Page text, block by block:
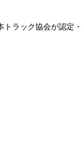
ラック協会が認定